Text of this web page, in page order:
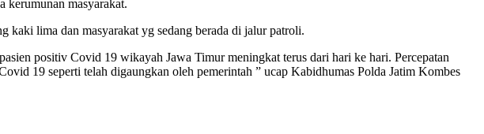
kerumunan masyarakat.
kaki lima dan masyarakat yg sedang berada di jalur patroli.
positiv Covid 19 wikayah Jawa Timur meningkat terus dari hari ke hari. Percepatan
19 seperti telah digaungkan oleh pemerintah ” ucap Kabidhumas Polda Jatim Kombes